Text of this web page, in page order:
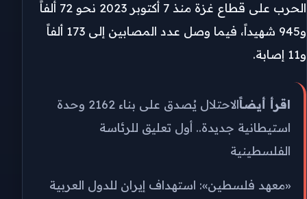
الحرب على قطاع غزة منذ 7 أكتوبر 2023 نحو 72 ألفاً
و945 شهيداً، فيما وصل عدد المصابين إلى 173 ألفاً
و11 إصابة.
اقرأ أيضاً
الاحتلال يُصدق على بناء 2162 وحدة
استيطانية جديدة.. أول تعليق للرئاسة
الفلسطينية
«معهد فلسطين»: استهداف إيران للدول العربية